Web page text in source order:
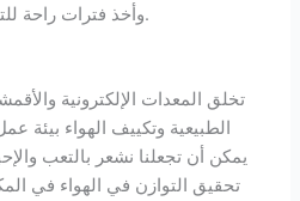
وأخذ فترات راحة للتمدد والمشي في وقت الغداء.
تخلق المعدات الإلكترونية
الطبيعية وتكييف الهواء بيئة
يمكن أن تجعلنا نشعر بالتعب
تحقيق التوازن في الهواء في